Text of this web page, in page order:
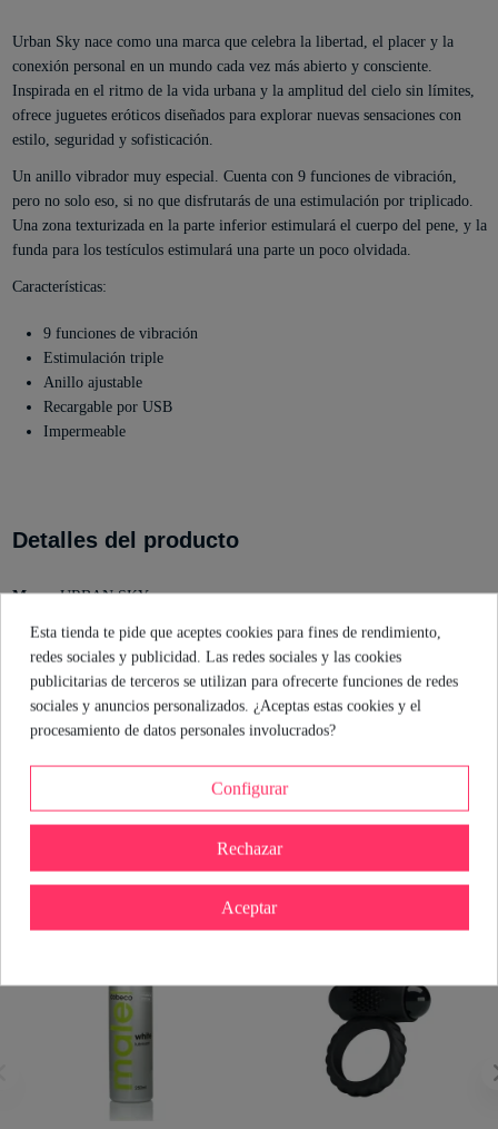
Urban Sky nace como una marca que celebra la libertad, el placer y la
conexión personal en un mundo cada vez más abierto y consciente.
Inspirada en el ritmo de la vida urbana y la amplitud del cielo sin límites,
ofrece juguetes eróticos diseñados para explorar nuevas sensaciones con
estilo, seguridad y sofisticación.
Un anillo vibrador muy especial. Cuenta con 9 funciones de vibración,
pero no solo eso, si no que disfrutarás de una estimulación por triplicado.
Una zona texturizada en la parte inferior estimulará el cuerpo del pene, y la
funda para los testículos estimulará una parte un poco olvidada.
Características:
9 funciones de vibración
Estimulación triple
Anillo ajustable
Recargable por USB
Impermeable
Detalles del producto
Marca URBAN SKY
Referencia
8436626092419
En stock 48 Artículos
Estado Nuevo
ean13 8436626092419
También podría interesarle
Esta tienda te pide que aceptes cookies para fines de rendimiento,
redes sociales y publicidad. Las redes sociales y las cookies
publicitarias de terceros se utilizan para ofrecerte funciones de redes
sociales y anuncios personalizados. ¿Aceptas estas cookies y el
procesamiento de datos personales involucrados?
Configurar
Rechazar
Aceptar